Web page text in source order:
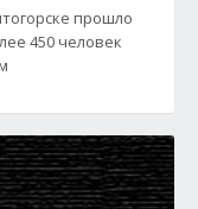
прошло
450 человек